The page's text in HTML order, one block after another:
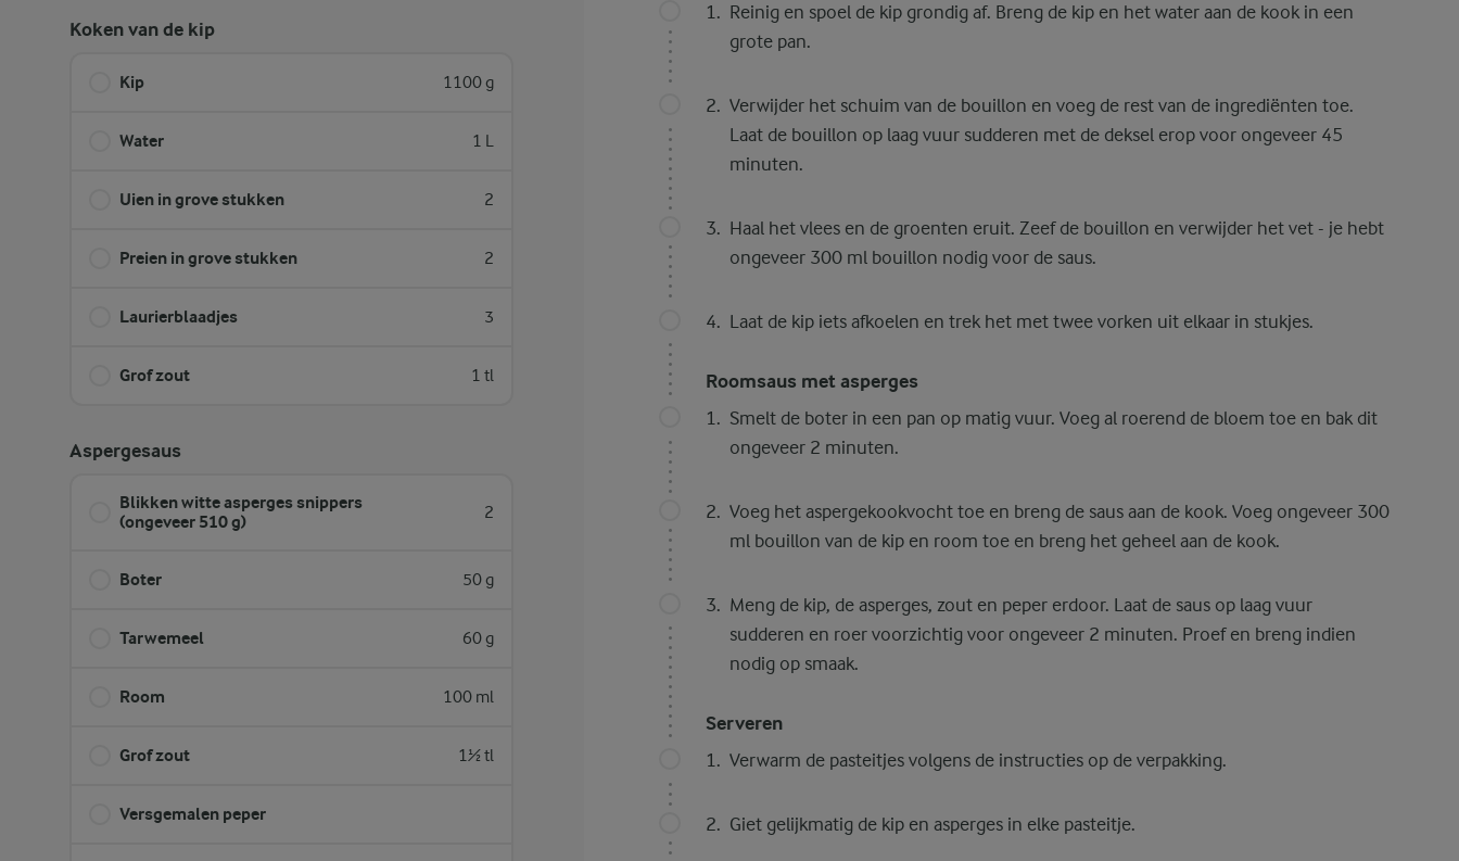
Koken van de kip
Kip 1100 g
Water 1 L
Uien in grove stukken 2
Preien in grove stukken 2
Laurierblaadjes 3
Grof zout 1 tl
Aspergesaus
Blikken witte asperges snippers
(ongeveer 510 g)
2
Boter 50 g
Tarwemeel 60 g
Room 100 ml
Grof zout 1½ tl
Versgemalen peper
Reinig en spoel de kip grondig af. Breng de kip en het water aan de kook in een
grote pan.
Verwijder het schuim van de bouillon en voeg de rest van de ingrediënten toe.
Laat de bouillon op laag vuur sudderen met de deksel erop voor ongeveer 45
minuten.
Haal het vlees en de groenten eruit. Zeef de bouillon en verwijder het vet - je hebt
ongeveer 300 ml bouillon nodig voor de saus.
Laat de kip iets afkoelen en trek het met twee vorken uit elkaar in stukjes.
Roomsaus met asperges
Smelt de boter in een pan op matig vuur. Voeg al roerend de bloem toe en bak dit
ongeveer 2 minuten.
Voeg het aspergekookvocht toe en breng de saus aan de kook. Voeg ongeveer 300
ml bouillon van de kip en room toe en breng het geheel aan de kook.
Meng de kip, de asperges, zout en peper erdoor. Laat de saus op laag vuur
sudderen en roer voorzichtig voor ongeveer 2 minuten. Proef en breng indien
nodig op smaak.
Serveren
Verwarm de pasteitjes volgens de instructies op de verpakking.
Giet gelijkmatig de kip en asperges in elke pasteitje.